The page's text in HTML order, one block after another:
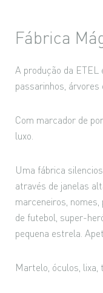
Fábrica
A produção da ETEL
passarinhos, árvores
Com marcador de
luxo.
Uma fábrica
através de janelas
marceneiros,
de futebol, super-
pequena estrela.
Martelo, óculos, lixa,